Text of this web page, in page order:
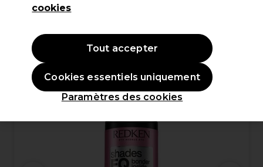
(8)
15,36 €TVA incluse)
OFFRE
cookies
Paramètres des cookies
Cookies essentiels uniquement
Tout accepter